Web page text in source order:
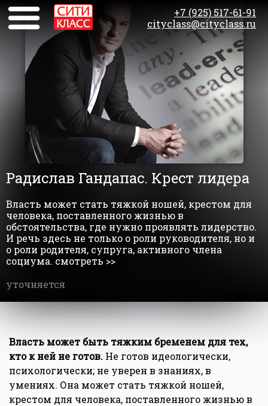
+7 (925) 517-61-91
cityclass@cityclass.ru
Радислав Гандапас. Крест лидера
Власть может стать тяжкой ношей, крестом для
человека, поставленного жизнью в
обстоятельства, где нужно проявлять лидерство.
И речь здесь не только о роли руководителя, но и
о роли родителя, супруга, активного члена
социума. смотреть >>
уточняется
Власть может быть тяжким бременем для тех,
кто к ней не готов. Не готов идеологически,
психологически; не уверен в знаниях, в
умениях. Она может стать тяжкой ношей,
крестом для человека, поставленного жизнью в